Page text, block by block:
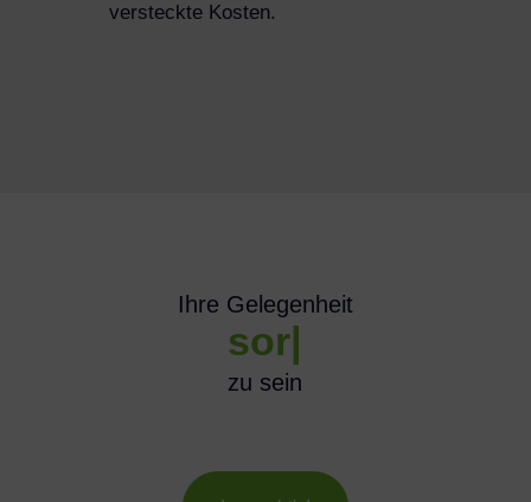
versteckte Kosten.
Ihre Gelegenheit
sorgenfrei
zu sein